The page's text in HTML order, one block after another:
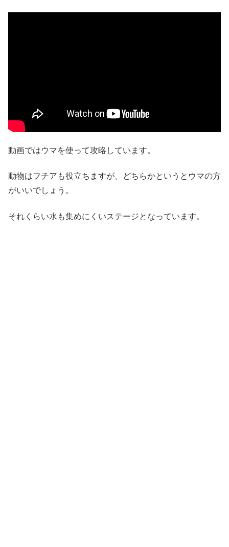
動画ではウマを使って攻略しています。
動物はフチアも役立ちますが、どちらかというとウマの方
がいいでしょう。
それくらい水も集めにくいステージとなっています。